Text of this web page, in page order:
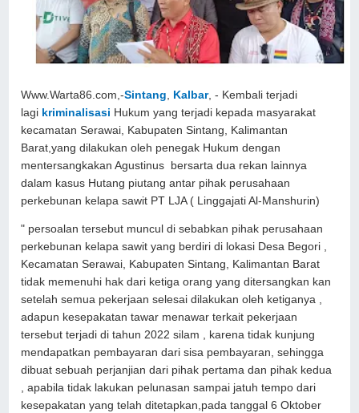
Www.Warta86.com,-Sintang Kalbar, - Kembali terjadi
lagi kriminalisasi Hukum yang terjadi kepada masyarakat
kecamatan Serawai, Kabupaten Sintang, Kalimantan
Barat,yang dilakukan oleh penegak Hukum dengan
mentersangkakan Agustinus bersarta dua rekan lainnya
dalam kasus Hutang piutang antar pihak perusahaan
perkebunan kelapa sawit PT LJA ( Linggajati Al-Manshurin)
" persoalan tersebut muncul di sebabkan pihak perusahaan
perkebunan kelapa sawit yang berdiri di lokasi Desa Begori ,
Kecamatan Serawai, Kabupaten Sintang, Kalimantan Barat
tidak memenuhi hak dari ketiga orang yang ditersangkan kan
setelah semua pekerjaan selesai dilakukan oleh ketiganya ,
adapun kesepakatan tawar menawar terkait pekerjaan
tersebut terjadi di tahun 2022 silam , karena tidak kunjung
mendapatkan pembayaran dari sisa pembayaran, sehingga
dibuat sebuah perjanjian dari pihak pertama dan pihak kedua
, apabila tidak lakukan pelunasan sampai jatuh tempo dari
kesepakatan yang telah ditetapkan,pada tanggal 6 Oktober